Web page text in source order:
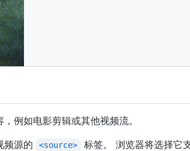
mov_bbb.mp4
mov_bbb.ogm
例如电影剪辑或其他视频流。
频源的 <source>
标签。 浏览器将选择它